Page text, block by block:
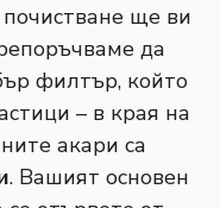
ще ви
да
филтър, който
– в края на
акари са
. Вашият основен